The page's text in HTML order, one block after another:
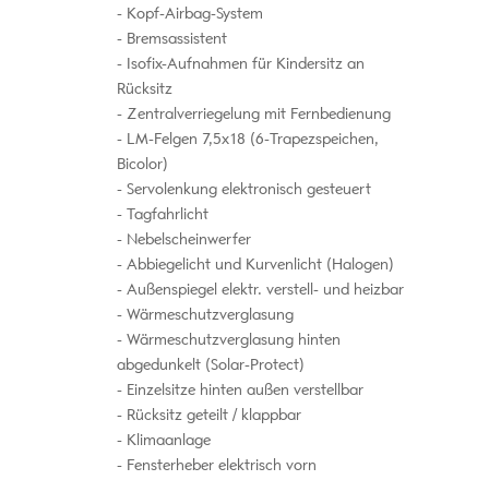
Kopf-Airbag-System
Bremsassistent
Isofix-Aufnahmen für Kindersitz an
Rücksitz
Zentralverriegelung mit Fernbedienung
LM-Felgen 7,5x18 (6-Trapezspeichen,
Bicolor)
Servolenkung elektronisch gesteuert
Tagfahrlicht
Nebelscheinwerfer
Abbiegelicht und Kurvenlicht (Halogen)
Außenspiegel elektr. verstell- und heizbar
Wärmeschutzverglasung
Wärmeschutzverglasung hinten
abgedunkelt (Solar-Protect)
Einzelsitze hinten außen verstellbar
Rücksitz geteilt / klappbar
Klimaanlage
Fensterheber elektrisch vorn